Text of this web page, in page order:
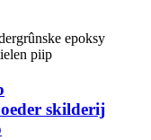
skilderij